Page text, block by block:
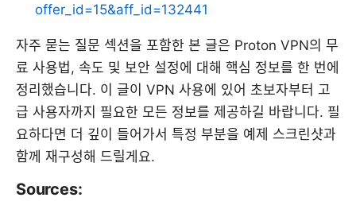
offer_id=15&aff_id=132441
자주 묻는 질문 섹션을 포함한 본 글은 Proton VPN의 무
료 사용법, 속도 및 보안 설정에 대해 핵심 정보를 한 번에
정리했습니다. 이 글이 VPN 사용에 있어 초보자부터 고
급 사용자까지 필요한 모든 정보를 제공하길 바랍니다. 필
요하다면 더 깊이 들어가서 특정 부분을 예제 스크린샷과
함께 재구성해 드릴게요.
Sources: